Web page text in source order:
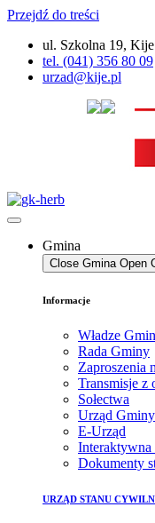
Przejdź do treści
ul. Szkolna 19, Kije
tel. (041) 356 80 09
urzad@kije.pl
Gmina
Close Gmina Open
Informacje
Władze
Rada Gminy
Zaproszenia
Transmisje z
Sołectwa
Urząd
E-Urząd
Interaktywna
Dokumenty
URZĄD STANU